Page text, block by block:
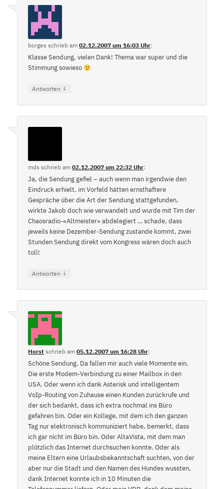
borges schrieb am02.12.2007 um 16:03 Uhr:
Klasse Sendung, vielen Dank! Thema war super und die
Stimmung sowieso
Antworten ↓
mds schrieb am02.12.2007 um 22:32 Uhr:
Ja, die Sendung gefiel – auch wenn man irgendwie den
Eindruck erhielt, im Vorfeld hätten ernsthaftere
Gespräche über die Art der Sendung stattgefunden,
wirkte Jakob doch wie verwandelt und wurde mit Tim der
Chaosradio-«Altmeister» abdelegiert … schade, dass
jeweils keine Dezember-Sendung zustande kommt, zwei
Stunden Sendung direkt vom Kongress wären doch auch
toll!
Antworten ↓
Horst schrieb am05.12.2007 um 16:28 Uhr:
Schöne Sendung. Da fallen mir auch viele Momente ein.
Die erste Modem-Verbindung zu einer Mailbox in den
USA. Oder wenn ich dank Asterisk und intelligentem
VoIp-Routing von Zuhause einen Kunden zurückrufe und
der sich bedankt, dass ich extra nochmal ins Büro
gefahren bin. Oder ein Kollege, mit dem ich den ganzen
Tag nur elektronisch kommuniziert habe, bemerkt, dass
ich gar nicht im Büro bin. Oder AltaVista, mit dem man
plötzlich das Internet durchsuchen konnte. Oder als
meine Eltern eine Urlaubsbekanntschaft suchten, von der
aber nur die Stadt und den Namen des Hundes wussten,
dank Internet konnte ich in 10 Minuten die